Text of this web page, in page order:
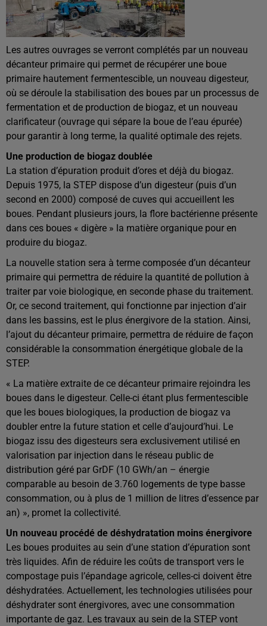
Les autres ouvrages se verront complétés par un nouveau
décanteur primaire qui permet de récupérer une boue
primaire hautement fermentescible, un nouveau digesteur,
où se déroule la stabilisation des boues par un processus de
fermentation et de production de biogaz, et un nouveau
clarificateur (ouvrage qui sépare la boue de l’eau épurée)
pour garantir à long terme, la qualité optimale des rejets.
Une production de biogaz doublée
La station d’épuration produit d’ores et déjà du biogaz.
Depuis 1975, la STEP dispose d’un digesteur (puis d’un
second en 2000) composé de cuves qui accueillent les
boues. Pendant plusieurs jours, la flore bactérienne présente
dans ces boues « digère » la matière organique pour en
produire du biogaz.
La nouvelle station sera à terme composée d’un décanteur
primaire qui permettra de réduire la quantité de pollution à
traiter par voie biologique, en seconde phase du traitement.
Or, ce second traitement, qui fonctionne par injection d’air
dans les bassins, est le plus énergivore de la station. Ainsi,
l’ajout du décanteur primaire, permettra de réduire de façon
considérable la consommation énergétique globale de la
STEP.
« La matière extraite de ce décanteur primaire rejoindra les
boues dans le digesteur. Celle-ci étant plus fermentescible
que les boues biologiques, la production de biogaz va
doubler entre la future station et celle d’aujourd’hui. Le
biogaz issu des digesteurs sera exclusivement utilisé en
valorisation par injection dans le réseau public de
distribution géré par GrDF (10 GWh/an – énergie
comparable au besoin de 3.760 logements de type basse
consommation, ou à plus de 1 million de litres d’essence par
an) », promet la collectivité.
Un nouveau procédé de déshydratation moins énergivore
Les boues produites au sein d’une station d’épuration sont
très liquides. Afin de réduire les coûts de transport vers le
compostage puis l’épandage agricole, celles-ci doivent être
déshydratées. Actuellement, les technologies utilisées pour
déshydrater sont énergivores, avec une consommation
importante de gaz. Les travaux au sein de la STEP vont